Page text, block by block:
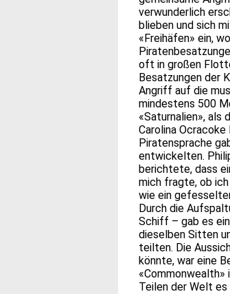
verwunderlich
blieben und sich
«Freihäfen» ein,
oft in großen
Besatzungen der
Angriff auf die
mindestens 500
«Saturnalien», als
Carolina
Piratensprache
entwickelten.
berichtete, dass
mich fragte, ob
wie ein
Durch die
Schiff – gab es
dieselben Sitten
teilten. Die
könnte, war eine
«Commonwealth»
Teilen der Welt